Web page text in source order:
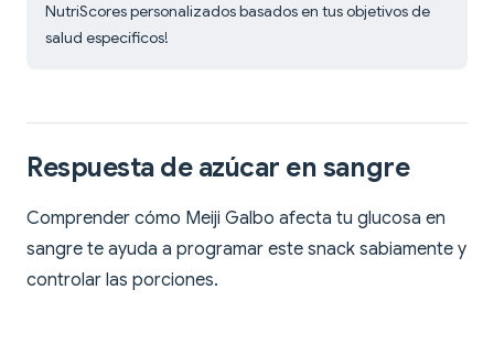
NutriScores personalizados basados en tus objetivos de
salud específicos!
Respuesta de azúcar en sangre
Comprender cómo Meiji Galbo afecta tu glucosa en
sangre te ayuda a programar este snack sabiamente y
controlar las porciones.